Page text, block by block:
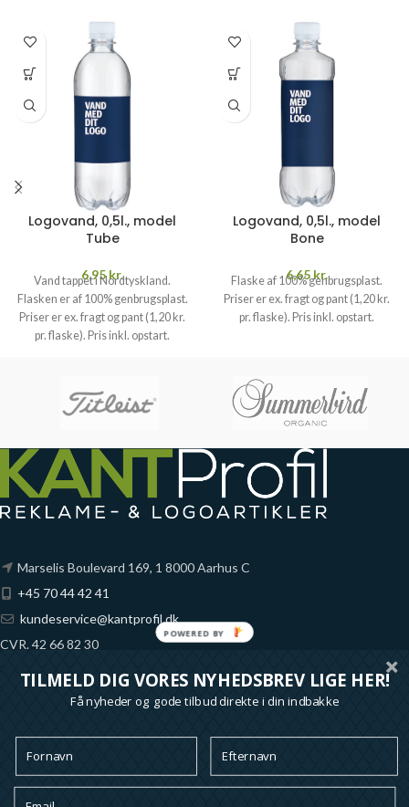
Logovand, 0,5l., model
Tube
6,95kr.
Vand tappet i Nordtyskland.
Flasken er af 100% genbrugsplast.
Priser er ex. fragt og pant (1,20 kr.
pr. flaske). Pris inkl. opstart.
Logovand, 0,5l., model
Bone
6,65 kr.
Flaske af 100% genbrugsplast.
Priser er ex. fragt og pant (1,20 kr.
pr. flaske). Pris inkl. opstart.
Marselis Boulevard 169, 1 8000 Aarhus C
+45 70 44 42 41
kundeservice@kantprofil.dk
CVR. 42 66 82 30
Reg. 6851 Konto 1065689
Ofte stillede spørgsmål
Handelsbetingelser
TILMELD DIG VORES NYHEDSBREV LIGE HER!
Få nyheder og gode tilbud direkte i din indbakke
POWERED